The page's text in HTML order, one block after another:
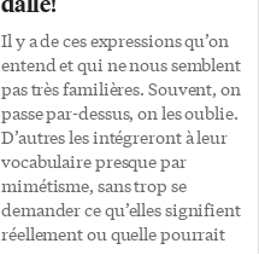
Il y a de ces expressions qu’on
entend et qui ne nous semblent
pas très familières. Souvent, on
passe par-dessus, on les oublie.
D’autres les intégreront à leur
vocabulaire presque par
mimétisme, sans trop se
demander ce qu’elles signifient
réellement ou quelle pourrait